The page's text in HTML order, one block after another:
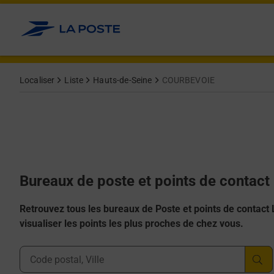
Allez au contenu
Localiser Liste Hauts-de-Seine COURBEVOIE
Bureaux de poste et points de contact
Retrouvez tous les bureaux de Poste et points de
visualiser les points les plus proches de chez vous.
Ville, Département, Code Postal
Afficher ou masquer la réponse
Afficher ou masquer la réponse
Afficher ou masquer la réponse
Afficher ou masquer la réponse
Afficher ou masquer la réponse